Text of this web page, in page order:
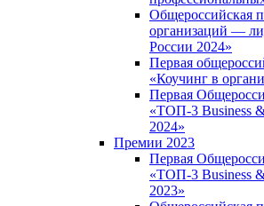
Общероссийская
организаций —
России 2024»
Первая
«Коучинг в
Первая
«ТОП-3 Business
2024»
Премии 2023
Первая
«ТОП-3 Business
2023»